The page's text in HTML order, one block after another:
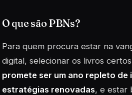
O que são PBNs?
Para quem procura estar na
digital, selecionar os livros
promete ser um ano repleto de
estratégias renovadas, e estar